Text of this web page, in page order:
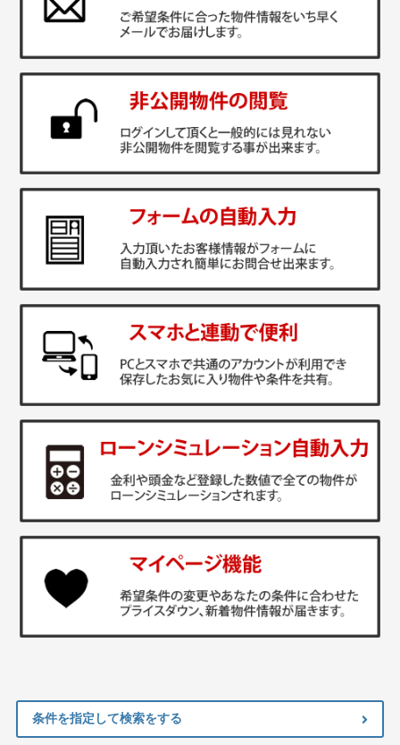
条件を指定して検索をする